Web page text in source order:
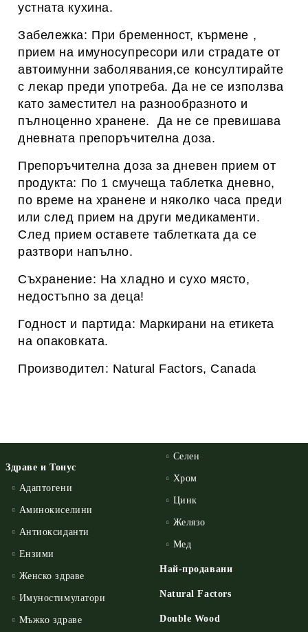
устната кухина.
Забележка: При бременност, кърмене ,
прием на имуносупресори или страдате от
автоимунни заболявания,се консултирайте
с лекар преди употреба. Да не се използва
като заместител на разнообразното и
пълноценно хранене. Да не се превишава
дневната препоръчителна доза.
Препоръчителна доза за дневен прием от
продукта: По 1 смучеща таблетка дневно,
по време на хранене и няколко часа преди
или след прием на други медикаменти.
След прием оставете таблетката да се
разтвори напълно.
Съхранение: На хладно и сухо място,
недостъпно за деца!
Годност и партида: Маркирани на етикета
на опаковката.
Производител: Natural Factors, Canada
Здраве и Тонус
Адаптогени
Аминокиселини
Антиоксиданти
Ензими
Женско здраве
Имуностимулатори
Мъжко здраве
Селен
Хром
Цинк
Желязо
Мед
Най-продавани
Natural Factors
Double Wood